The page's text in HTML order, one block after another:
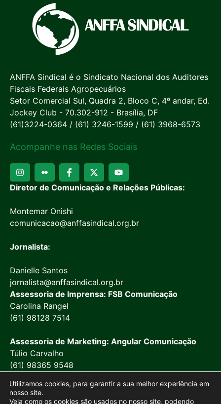
ANFFA Sindical é o Sindicato Nacional dos Auditores
Fiscais Federais Agropecuários
Setor Comercial Sul, Quadra 2, Bloco C, 4º andar, Ed.
Jockey Club - 70.302-912 - Brasília, DF
(61)3224-0364 / (61) 3246-1599 / (61) 3968-6573
Acompanhe nas Redes Sociais
Diretor de Comunicação e Relações Públicas:
Montemar Onishi
comunicacao@anffasindical.org.br
Jornalista:
Danielle Santos
jornalista@anffasindical.org.br
Assessoria de Imprensa: FSB Comunicação
Carolina Rangel
(61) 98128 7514
Assessoria de Marketing: Angular Comunicação
Túlio Carvalho
(61) 98365 9548
Utilizamos cookies, para garantir a sua melhor experiência em
nosso site.
Veja como os cookies são usados no nosso site, podendo